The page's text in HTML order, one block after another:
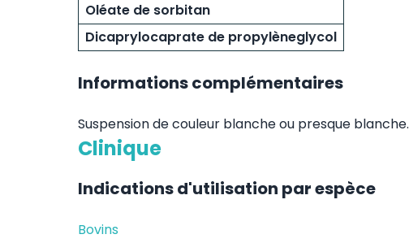
Oléate de sorbitan
Dicaprylocaprate de propylèneglycol
Informations complémentaires
Suspension de couleur blanche ou presque blanche.
Clinique
Indications d'utilisation par espèce
Bovins